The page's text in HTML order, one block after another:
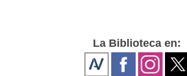
La Biblioteca en: